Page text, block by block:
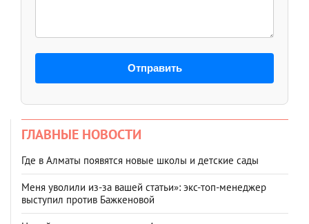
Отправить
ГЛАВНЫЕ НОВОСТИ
Где в Алматы появятся новые школы и детские сады
Меня уволили из-за вашей статьи»: экс-топ-менеджер
выступил против Бажкеновой